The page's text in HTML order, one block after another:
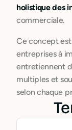
holistique des
commerciale.
Ce concept
entreprises à
entretiennent
multiples et
selon chaque